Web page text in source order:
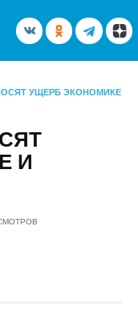
УЩЕРБ ЭКОНОМИКЕ
И